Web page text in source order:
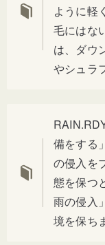
ように軽
毛にはな
は、ダウ
やシュラ
備をする
の侵入を
態を保つ
雨の侵入
境を保ち